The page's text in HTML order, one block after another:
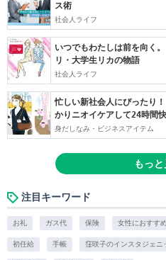
ス術
社会人ライフ
いつでもわたしは前を向く
リ・大学生リカの物語
社会人ライフ
忙しい新社会人にぴったり
かりニオイケアして24時間快
身だしなみ・ビジネスアイテム
もっ
注目キーワード
お礼 ガス代 保険 女性におすす
初任給 手帳 窪咲子のインスタジェニ